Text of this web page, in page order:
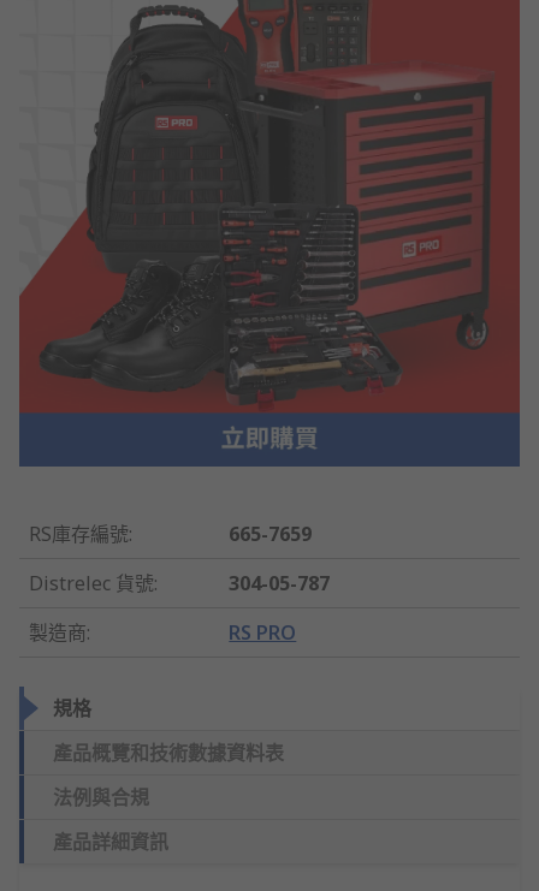
RS庫存編號:
665-7659
Distrelec 貨號:
304-05-787
製造商: RS PRO
規格
產品概覽和技術數據資料表
法例與合規
產品詳細資訊